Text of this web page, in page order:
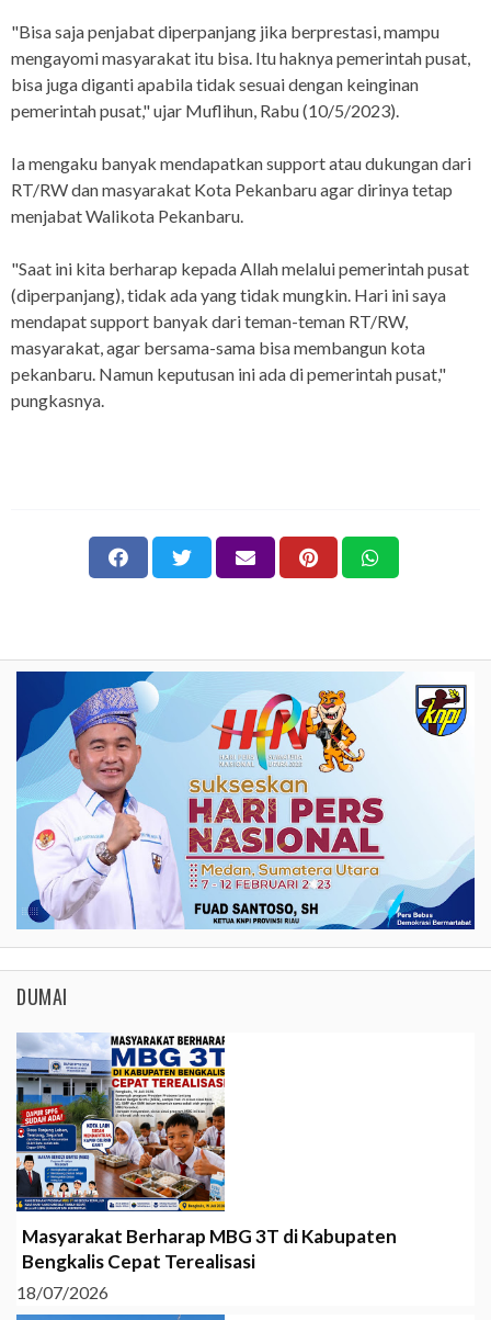
"Bisa saja penjabat diperpanjang jika berprestasi, mampu
mengayomi masyarakat itu bisa. Itu haknya pemerintah pusat,
bisa juga diganti apabila tidak sesuai dengan keinginan
pemerintah pusat," ujar Muflihun, Rabu (10/5/2023).
Ia mengaku banyak mendapatkan support atau dukungan dari
RT/RW dan masyarakat Kota Pekanbaru agar dirinya tetap
menjabat Walikota Pekanbaru.
"Saat ini kita berharap kepada Allah melalui pemerintah pusat
(diperpanjang), tidak ada yang tidak mungkin. Hari ini saya
mendapat support banyak dari teman-teman RT/RW,
masyarakat, agar bersama-sama bisa membangun kota
pekanbaru. Namun keputusan ini ada di pemerintah pusat,"
pungkasnya.
DUMAI
Masyarakat Berharap MBG 3T di Kabupaten
Bengkalis Cepat Terealisasi
18/07/2026